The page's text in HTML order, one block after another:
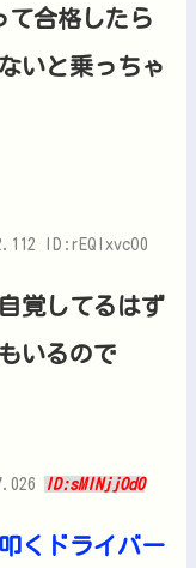
て合格したら
いと乗っちゃ
ID:rEQlxvcO0
覚してるはず
いるので
ID:sMINjjOd0
くドライバー